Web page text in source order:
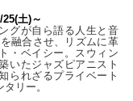
土)～
グが自ら語る人生と音
融合させ、リズムに革
・ベイシー。スウィン
いたジャズピアニスト
られざるプライベート
リー。